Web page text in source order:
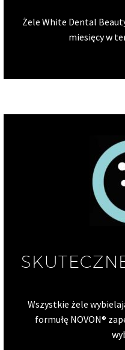
Żele White Dental
miesięcy w
Wszystkie żele
formułę NOVON®